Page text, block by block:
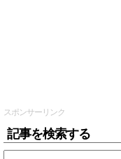
スポンサーリンク
記事を検索する